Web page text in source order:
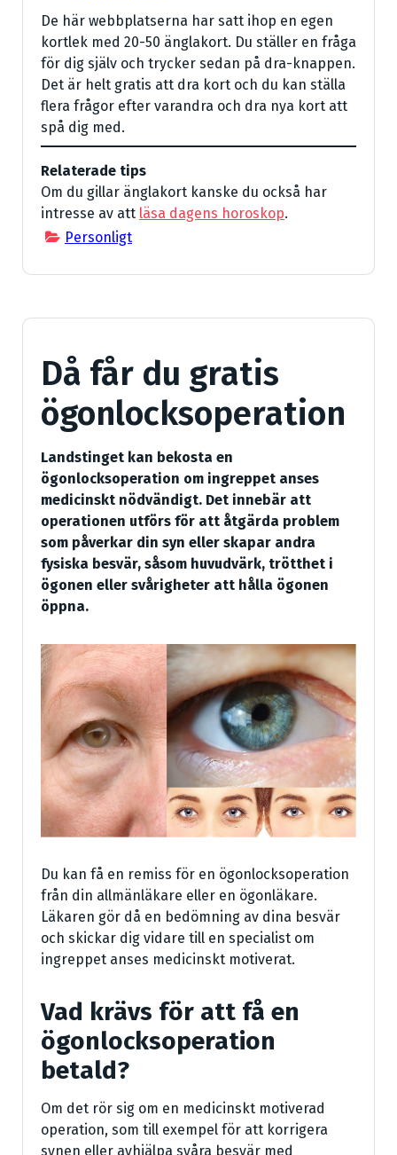
De här webbplatserna har satt ihop en egen
kortlek med 20-50 änglakort. Du ställer en fråga
för dig själv och trycker sedan på dra-knappen.
Det är helt gratis att dra kort och du kan ställa
flera frågor efter varandra och dra nya kort att
spå dig med.
Relaterade tips
Om du gillar änglakort kanske du också har
intresse av att läsa dagens horoskop.
Personligt
Då får du gratis
ögonlocksoperation
Landstinget kan bekosta en
ögonlocksoperation om ingreppet anses
medicinskt nödvändigt. Det innebär att
operationen utförs för att åtgärda problem
som påverkar din syn eller skapar andra
fysiska besvär, såsom huvudvärk, trötthet i
ögonen eller svårigheter att hålla ögonen
öppna.
Du kan få en remiss för en ögonlocksoperation
från din allmänläkare eller en ögonläkare.
Läkaren gör då en bedömning av dina besvär
och skickar dig vidare till en specialist om
ingreppet anses medicinskt motiverat.
Vad krävs för att få en
ögonlocksoperation
betald?
Om det rör sig om en medicinskt motiverad
operation, som till exempel för att korrigera
synen eller avhjälpa svåra besvär med